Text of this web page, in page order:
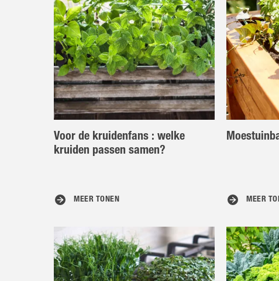
Voor de kruidenfans : welke
kruiden passen samen?
MEER TONEN MEER